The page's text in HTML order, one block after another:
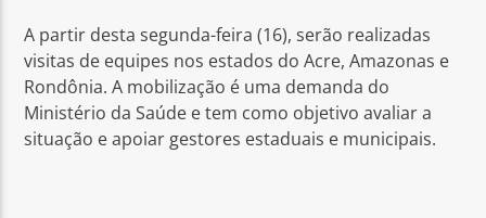
A partir desta segunda-feira (16), serão realizadas
visitas de equipes nos estados do Acre, Amazonas e
Rondônia. A mobilização é uma demanda do
Ministério da Saúde e tem como objetivo avaliar a
situação e apoiar gestores estaduais e municipais.